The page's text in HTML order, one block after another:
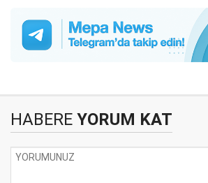
HABERE YORUM KAT